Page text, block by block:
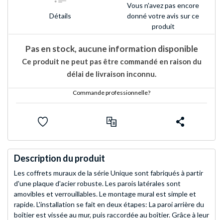
Détails
Vous n'avez pas encore
donné votre avis sur ce
produit
Pas en stock, aucune information disponible
Ce produit ne peut pas être commandé en raison du
délai de livraison inconnu.
Commande professionnelle?
Description du produit
Les coffrets muraux de la série Unique sont fabriqués à partir
d'une plaque d'acier robuste. Les parois latérales sont
amovibles et verrouillables. Le montage mural est simple et
rapide. L'installation se fait en deux étapes: La paroi arrière du
boîtier est vissée au mur, puis raccordée au boîtier. Grâce à leur